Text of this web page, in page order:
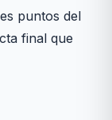
puntos del
final que